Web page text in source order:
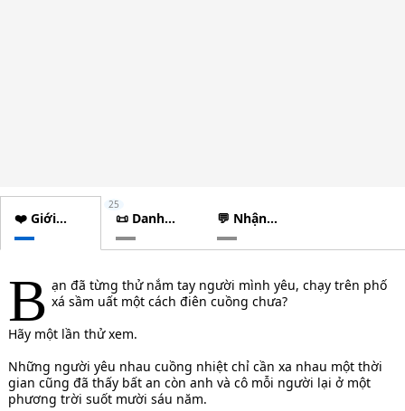
❤️ Giới
thiệu
📜 Danh
sách
chương
25
💬 Nhận
xét
B ạn đã từng thử nắm tay người mình yêu, chạy trên phố
xá sầm uất một cách điên cuồng chưa?
Hãy một lần thử xem.
Những người yêu nhau cuồng nhiệt chỉ cần xa nhau một thời
gian cũng đã thấy bất an còn anh và cô mỗi người lại ở một
phương trời suốt mười sáu năm.